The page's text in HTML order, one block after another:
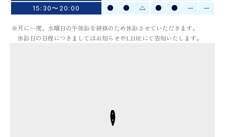
15:30〜20:00 ● ● △ ● ● ー ー
※月に一度、水曜日の午後診を研修のため休診させていただきます。
休診日の日程につきましてはお知らせやLINEにて告知いたします。